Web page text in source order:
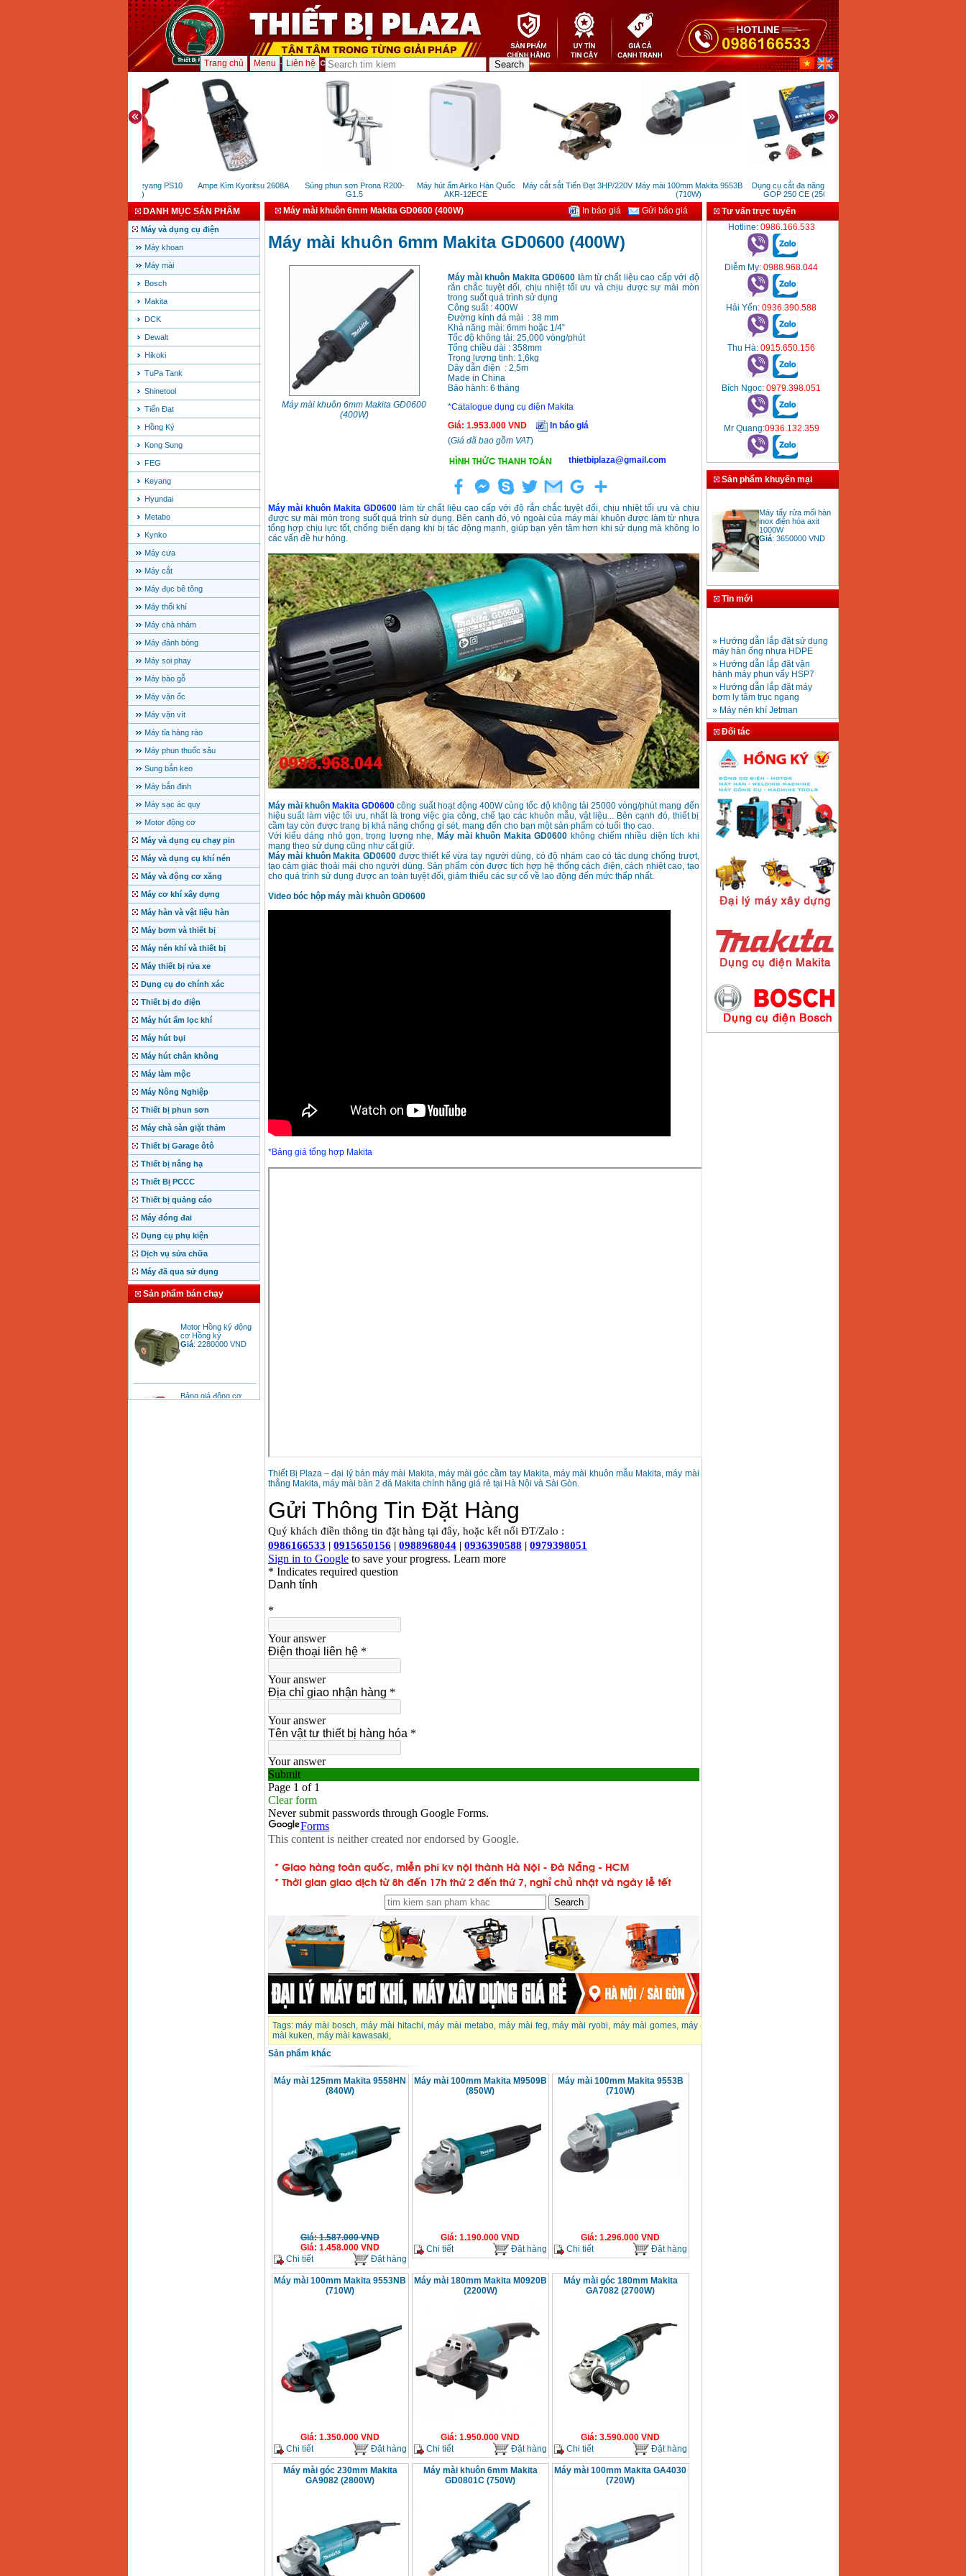
Trang chủ Menu Liên hệ
Máy chà nhám Keyang PS10
Ampe Kìm Kyoritsu 2608A
Súng phun sơn Prona R200-
G1.5
Máy hút ẩm Airko Hàn Quốc
AKR-12ECE
Máy cắt sắt Tiến Đạt 3HP/220V Máy mài 100mm Makita 9553B
(710W)
Dụng cụ cắt đa năng Bosch
GOP 250 CE (250W)
DANH MỤC SẢN PHẨM
Máy và dụng cụ điện
Máy khoan
Máy mài
Bosch
Makita
DCK
Dewalt
Hikoki
TuPa Tank
Shinetool
Tiến Đạt
Hồng Ký
Kong Sung
FEG
Keyang
Hyundai
Metabo
Kynko
Máy cưa
Máy cắt
Máy đục bê tông
Máy thổi khí
Máy chà nhám
Máy đánh bóng
Máy soi phay
Máy bào gỗ
Máy vặn ốc
Máy vặn vít
Máy tỉa hàng rào
Máy phun thuốc sâu
Sung bắn keo
Máy bắn đinh
Máy sạc ác quy
Motor động cơ
Máy và dụng cụ chạy pin
Máy và dụng cụ khí nén
Máy và động cơ xăng
Máy cơ khí xây dựng
Máy hàn và vật liệu hàn
Máy bơm và thiết bị
Máy nén khí và thiết bị
Máy thiết bị rửa xe
Dụng cụ đo chính xác
Thiết bị đo điện
Máy hút ẩm lọc khí
Máy hút bụi
Máy hút chân không
Máy làm mộc
Máy Nông Nghiệp
Thiết bị phun sơn
Máy chà sàn giặt thảm
Thiết bị Garage ôtô
Thiết bị nâng hạ
Thiết Bị PCCC
Thiết bị quảng cáo
Máy đóng đai
Dụng cụ phụ kiện
Dịch vụ sửa chữa
Máy đã qua sử dụng
Sản phẩm bán chạy
cơ Hồng ký
Giá:2280000
Bảng giá động cơ
diesel đầu nổ diesel
Máy mài khuôn 6mm Makita GD0600 (400W) In báo giá Gửi báo giá
Máy mài khuôn 6mm Makita GD0600 (400W)
Máy mài khuôn 6mm Makita GD0600
(400W)
Máy mài khuôn Makita GD0600 l àm từ chất liệu cao cấp với độ
rắn chắc tuyệt đối, chịu nhiệt tối ưu và chịu được sự mài mòn
trong suốt quá trình sử dụng
Công suất : 400W
Đường kính đá mài : 38 mm
Khả năng mài: 6mm hoặc 1/4”
Tốc độ không tải: 25,000 vòng/phút
Tổng chiều dài : 358mm
Trọng lượng tịnh: 1,6kg
Dây dẫn điện : 2,5m
Made in China
Bảo hành: 6 tháng
*Catalogue dụng cụ điện Makita
Giá: 1.953.000VND
In báo giá
(Giá đã bao gồm VAT)
thietbiplaza@gmail.com
Máy mài khuôn Makita GD0600 làm từ chất liệu cao cấp với độ rắn chắc tuyệt đối, chịu nhiệt tối ưu và chịu
được sự mài mòn trong suốt quá trình sử dụng. Bên cạnh đó, vỏ ngoài của máy mài khuôn được làm từ nhựa
tổng hợp chịu lực tốt, chống biến dạng khi bị tác động mạnh, giúp bạn yên tâm hơn khi sử dụng mà không lo
các vấn đề hư hỏng.
Máy mài khuôn Makita GD0600 công suất hoạt động 400W cùng tốc độ không tải 25000 vòng/phút mang đến
hiệu suất làm việc tối ưu, nhất là trong việc gia công, chế tạo các khuôn mẫu, vật liệu... Bên cạnh đó, thiết bị
cầm tay còn được trang bị khả năng chống gỉ sét, mang đến cho bạn một sản phẩm có tuổi thọ cao.
Với kiểu dáng nhỏ gọn, trọng lượng nhẹ, Máy mài khuôn Makita GD0600 không chiếm nhiều diện tích khi
mang theo sử dụng cũng như cất giữ.
Máy mài khuôn Makita GD0600được thiết kế vừa tay người dùng, có độ nhám cao có tác dụng chống trượt,
tạo cảm giác thoải mái cho người dùng. Sản phẩm còn được tích hợp hệ thống cách điện, cách nhiệt cao, tạo
cho quá trình sử dụng được an toàn tuyệt đối, giảm thiểu các sự cố về lao động đến mức thấp nhất.
Video bóc hộp máy mài khuôn GD0600
*Bảng giá tổng hợp Makita
Thiết Bị Plaza – đại lý bán máy mài Makita, máy mài góc cầm tay Makita, máy mài khuôn mẫu Makita, máy mài
thẳng Makita, máy mài bàn 2 đá Makita chính hãng giá rẻ tại Hà Nội và Sài Gòn.
Tags:máy mài bosch, máy mài hitachi,máy mài metabo, máy mài feg,máy mài ryobi, máy mài gomes, máy
mài kuken, máy mài kawasaki,
Sản phẩm khác
Máy mài 125mm Makita 9558HN
(840W)
Giá:1.587.000VND
Giá: 1.458.000 VND
Chi tiết
Đặt hàng
Máy mài 100mm Makita M9509B
(850W)
Giá: 1.190.000 VND
Chi tiết
Đặt hàng
Máy mài 100mm Makita 9553B
(710W)
Giá: 1.296.000 VND
Chi tiết
Đặt hàng
Máy mài 100mm Makita 9553NB
(710W)
Giá: 1.350.000 VND
Chi tiết
Đặt hàng
Máy mài 180mm Makita M0920B
(2200W)
Giá: 1.950.000 VND
Chi tiết
Đặt hàng
Máy mài góc 180mm Makita
GA7082 (2700W)
Giá: 3.590.000 VND
Chi tiết
Đặt hàng
Máy mài góc 230mm Makita
GA9082 (2800W)
Máy mài khuôn 6mm Makita
GD0801C (750W)
Máy mài 100mm Makita GA4030
(720W)
Tư vấn trực tuyến
Hotline: 0986.166.533
Diễm My: 0988.968.044
Hải Yến: 0936.390.588
Thu Hà: 0915.650.156
Bích Ngọc: 0979.398.051
Mr Quang:0936.132.359
Sản phẩm khuyến mại
inox điện hóa axit
1000W
Giá:3650000
Bảng giá mũi khoan
Mũi khoan rút lõi bê
tông D20-D350
Giá:330000VND
Máy khoan bàn
600mm Hồng Ký
KD600 (250W)
Máy hàn que Hồng
ký Jet SR200R
Giá:2350000VND
Giá:2770000 VND
Giá :2890000VND
Máy hàn que điện tử
Hồng ký HK200E
:4100000VND
Tin mới
máy hàn ống nhựa HDPE
» Hướng dẫn lắp đặt vận
hành máy phun vẩy HSP7
» Hướng dẫn lắp đặt máy
bơm ly tâm trục ngang
» Máy nén khí Jetman
» HDSD Máy Hàn Ống Nhựa
HDPE quay tay thủy lực
» Đại lý bán Máy hàn
DONSUN Thượng Hải
» Máy khoan rút lõi cầm tay
chạy điện pin
» Hình thức thanh toán tại
Thiết Bị Plaza
» Máy ổn áp, máy biến áp
Fushin
» Các loại khí dùng cho máy
cắt kim loại Plasma
Đối tác